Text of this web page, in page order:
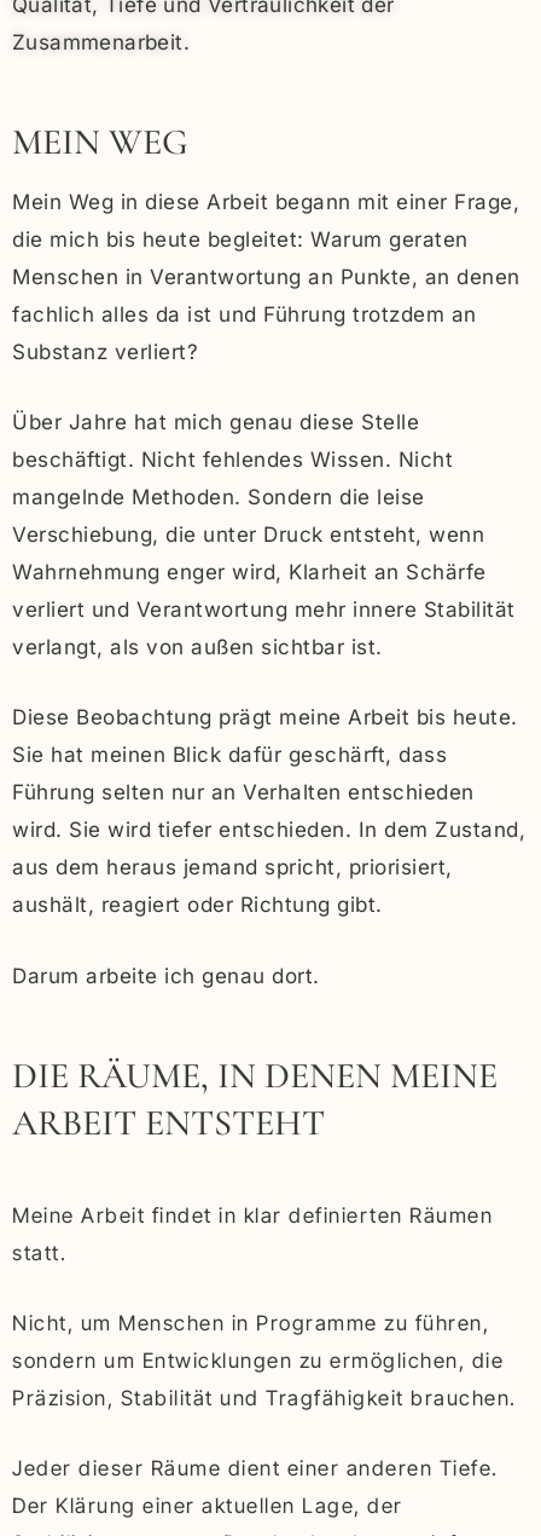
Zusammenarbeit.
MEIN WEG
Mein Weg in diese Arbeit begann mit einer Frage,
die mich bis heute begleitet: Warum geraten
Menschen in Verantwortung an Punkte, an denen
fachlich alles da ist und Führung trotzdem an
Substanz verliert?
Über Jahre hat mich genau diese Stelle
beschäftigt. Nicht fehlendes Wissen. Nicht
mangelnde Methoden. Sondern die leise
Verschiebung, die unter Druck entsteht, wenn
Wahrnehmung enger wird, Klarheit an Schärfe
verliert und Verantwortung mehr innere Stabilität
verlangt, als von außen sichtbar ist.
Diese Beobachtung prägt meine Arbeit bis heute.
Sie hat meinen Blick dafür geschärft, dass
Führung selten nur an Verhalten entschieden
wird. Sie wird tiefer entschieden. In dem Zustand,
aus dem heraus jemand spricht, priorisiert,
aushält, reagiert oder Richtung gibt.
Darum arbeite ich genau dort.
DIE RÄUME, IN DENEN MEINE
ARBEIT ENTSTEHT
Meine Arbeit findet in klar definierten Räumen
statt.
Nicht, um Menschen in Programme zu führen,
sondern um Entwicklungen zu ermöglichen, die
Präzision, Stabilität und Tragfähigkeit brauchen.
Jeder dieser Räume dient einer anderen Tiefe.
Der Klärung einer aktuellen Lage, der